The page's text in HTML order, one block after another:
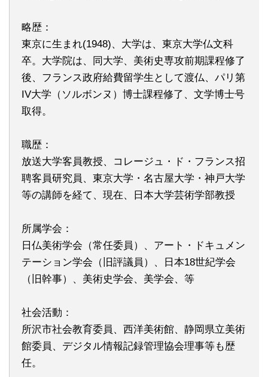
略歴：
東京に生まれ(1948)、大学は、東京大学仏文科
卒。大学院は、同大学、美術史専攻前期課程修了
後、フランス政府給費留学生として渡仏、パリ第
IV大学（ソルボンヌ）博士課程修了、文学博士号
取得。
職歴：
放送大学客員教授、コレージュ・ド・フランス招
聘客員研究員、東京大学・名古屋大学・神戸大学
等の講師を経て、現在、日本大学芸術学部教授
所属学会：
日仏美術学会（常任委員）、アート・ドキュメン
テーション学会（旧評議員）、日本18世紀学会
（旧幹事）、美術史学会、美学会、等
社会活動：
所沢市社会教育委員、西洋美術館、静岡県立美術
館委員、デジタル情報記録管理協会理事等も歴
任。